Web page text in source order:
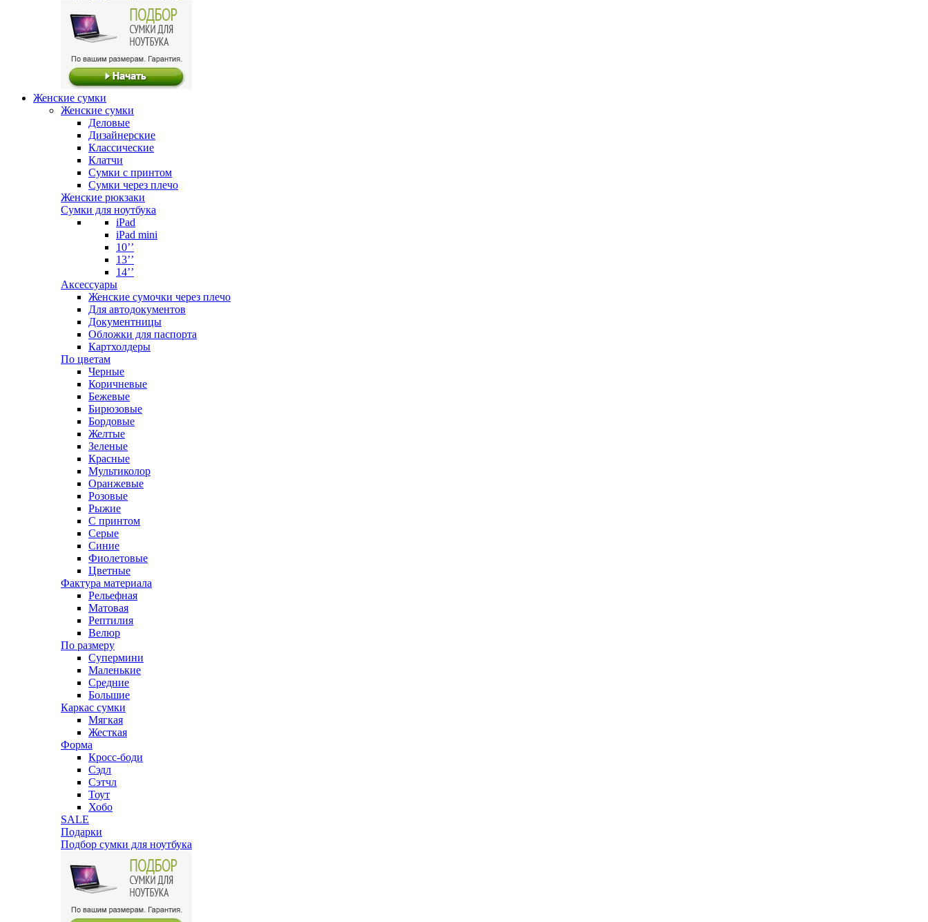
Женские сумки
Женские сумки
Деловые
Дизайнерские
Классические
Клатчи
Сумки с принтом
Сумки через плечо
Женские рюкзаки
Сумки для ноутбука
iPad
iPad mini
10’’
13’’
14’’
Аксессуары
Женские сумочки через плечо
Для автодокументов
Документницы
Обложки для паспорта
Картхолдеры
По цветам
Черные
Коричневые
Бежевые
Бирюзовые
Бордовые
Желтые
Зеленые
Красные
Мультиколор
Оранжевые
Розовые
Рыжие
С принтом
Серые
Синие
Фиолетовые
Цветные
Фактура материала
Рельефная
Матовая
Рептилия
Велюр
По размеру
Супермини
Маленькие
Средние
Большие
Каркас сумки
Мягкая
Жесткая
Форма
Кросс-боди
Сэдл
Сэтчл
Тоут
Хобо
SALE
Подарки
Подбор сумки для ноутбука